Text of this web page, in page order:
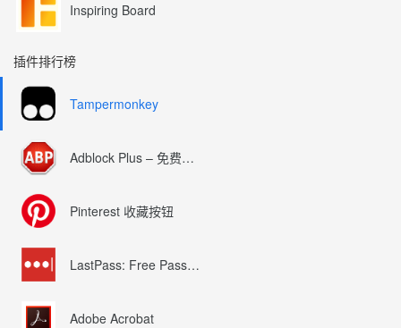
Inspiring Board
插件排行榜
Tampermonkey
Adblock Plus – 免费的广告拦截器
Pinterest 收藏按钮
LastPass: Free Password Manager
Adobe Acrobat